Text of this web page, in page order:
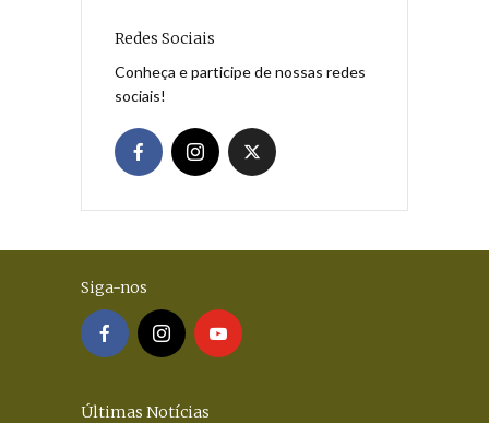
Redes Sociais
Conheça e participe de nossas redes
sociais!
Siga-nos
Últimas Notícias